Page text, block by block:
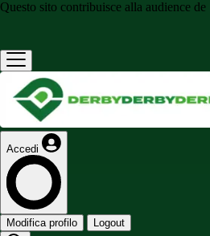
Questo sito contribuisce alla audience de
Accedi
Modifica profilo Logout